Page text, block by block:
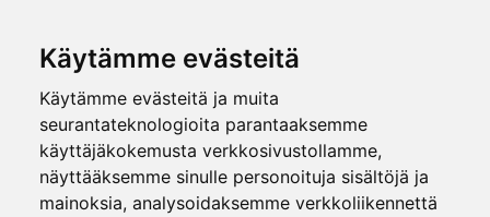
Käytämme evästeitä
Käytämme evästeitä ja muita
seurantateknologioita parantaaksemme
käyttäjäkokemusta verkkosivustollamme,
näyttääksemme sinulle personoituja sisältöjä ja
mainoksia, analysoidaksemme verkkoliikennettä